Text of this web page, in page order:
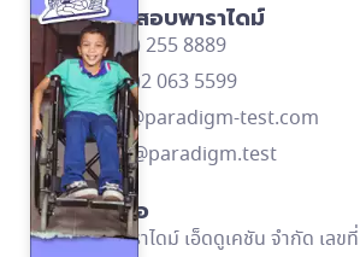
ติดต่อศูนย์สอบพาราไดม์
โทร: (662) 255 8889
โทร: (669)2 063 5599
contact@paradigm-test.com
Line ID: @paradigm.test
ข้อมูลติดต่อ
บริษัท พาราไดม์ เอ็ดดูเคชัน จำกัด เลขที่